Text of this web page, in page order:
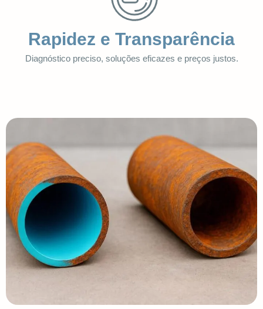
Rapidez e Transparência
Diagnóstico preciso, soluções eficazes e preços justos.